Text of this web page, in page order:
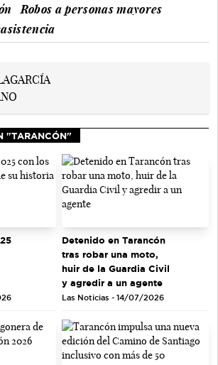
Robos a personas mayores
"TARANCÓN"
Detenido en Tarancón
tras robar una moto,
huir de la Guardia Civil
y agredir a un agente
Las Noticias - 14/07/2026